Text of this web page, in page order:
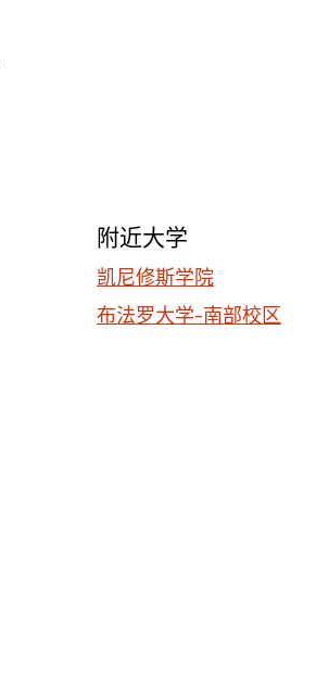
附近大学
凯尼修斯学院
布法罗大学-南部校区